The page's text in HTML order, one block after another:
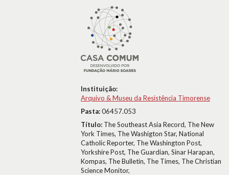
Instituição:
Arquivo & Museu da Resistência Timorense
Pasta:06457.053
Título: The Southeast Asia Record, The New
York Times, The Washigton Star, National
Catholic Reporter, The Washington Post,
Yorkshire Post, The Guardian, Sinar Harapan,
Kompas, The Bulletin, The Times, The Christian
Science Monitor,